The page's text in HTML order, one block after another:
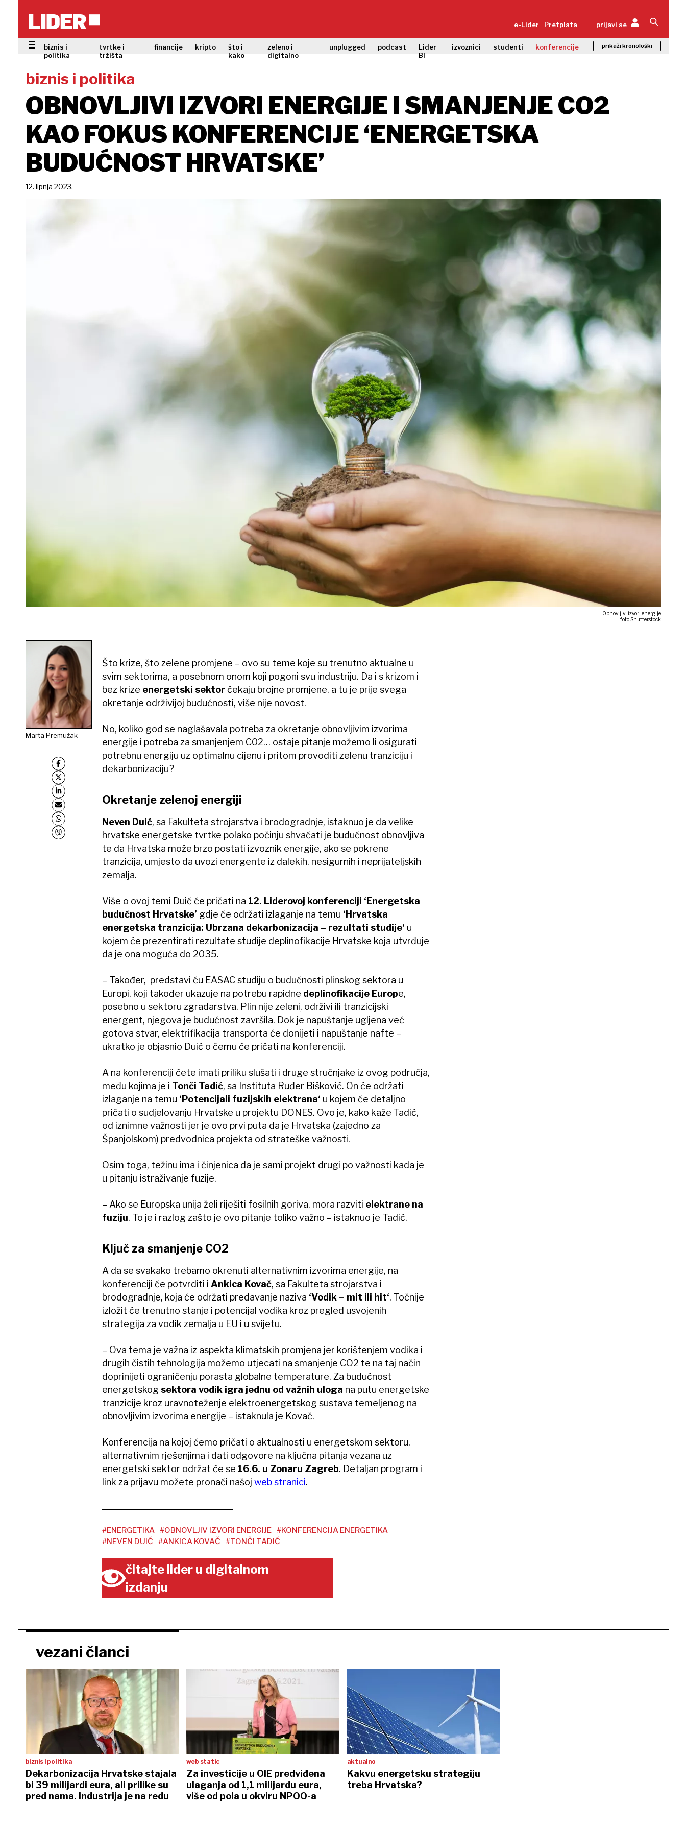
e-Lider Pretplata prijavi se
biznis i
politika
tvrtke i
tržišta
financije kripto
što i
kako
zeleno i
digitalno
unplugged podcast
Lider
BI
izvoznici studenti konferencije prikaži kronološki
biznis i politika
OBNOVLJIVI IZVORI ENERGIJE I SMANJENJE CO2
KAO FOKUS KONFERENCIJE ‘ENERGETSKA
BUDUĆNOST HRVATSKE’
12. lipnja 2023.
Obnovljivi izvori energije
foto Shutterstock
Marta Premužak
Što krize, što zelene promjene – ovo su teme koje su trenutno aktualne u
svim sektorima, a posebnom onom koji pogoni svu industriju. Da i s krizom i
bez krize energetski sektorčekaju brojne promjene, a tu je prije svega
okretanje održivijoj budućnosti, više nije novost.
No, koliko god se naglašavala potreba za okretanje obnovljivim izvorima
energije i potreba za smanjenjem C02… ostaje pitanje možemo li osigurati
potrebnu energiju uz optimalnu cijenu i pritom provoditi zelenu tranziciju i
dekarbonizaciju?
Okretanje zelenoj energiji
Neven Duić, sa Fakulteta strojarstva i brodogradnje, istaknuo je da velike
hrvatske energetske tvrtke polako počinju shvaćati je budućnost obnovljiva
te da Hrvatska može brzo postati izvoznik energije, ako se pokrene
tranzicija, umjesto da uvozi energente iz dalekih, nesigurnih i neprijateljskih
zemalja.
Više o ovoj temi Duić će pričati na 12. Liderovoj konferenciji ‘Energetska
budućnost Hrvatske’ gdje će održati izlaganje na temu ‘Hrvatska
energetska tranzicija: Ubrzana dekarbonizacija – rezultati studije‘ u
kojem će prezentirati rezultate studije deplinofikacije Hrvatske koja utvrđuje
da je ona moguća do 2035.
– Također, predstavi ću EASAC studiju o budućnosti plinskog sektora u
Europi, koji također ukazuje na potrebu rapidne deplinofikacije Europe,
posebno u sektoru zgradarstva. Plin nije zeleni, održivi ili tranzicijski
energent, njegova je budućnost završila. Dok je napuštanje ugljena već
gotova stvar, elektrifikacija transporta će donijeti i napuštanje nafte –
ukratko je objasnio Duić o čemu će pričati na konferenciji.
A na konferenciji ćete imati priliku slušati i druge stručnjake iz ovog područja,
među kojima je i Tonči Tadić, sa Instituta Ruđer Bišković. On će održati
izlaganje na temu ‘Potencijali fuzijskih elektrana‘ u kojem će detaljno
pričati o sudjelovanju Hrvatske u projektu DONES. Ovo je, kako kaže Tadić,
od iznimne važnosti jer je ovo prvi puta da je Hrvatska (zajedno za
Španjolskom) predvodnica projekta od strateške važnosti.
Osim toga, težinu ima i činjenica da je sami projekt drugi po važnosti kada je
u pitanju istraživanje fuzije.
– Ako se Europska unija želi riješiti fosilnih goriva, mora razviti elektrane na
fuziju. To je i razlog zašto je ovo pitanje toliko važno – istaknuo je Tadić.
Ključ za smanjenje CO2
A da se svakako trebamo okrenuti alternativnim izvorima energije, na
konferenciji će potvrditi i Ankica Kovač, sa Fakulteta strojarstva i
brodogradnje, koja će održati predavanje naziva ‘Vodik – mit ili hit‘. Točnije
izložit će trenutno stanje i potencijal vodika kroz pregled usvojenih
strategija za vodik zemalja u EU i u svijetu.
– Ova tema je važna iz aspekta klimatskih promjena jer korištenjem vodika i
drugih čistih tehnologija možemo utjecati na smanjenje CO2 te na taj način
doprinijeti ograničenju porasta globalne temperature. Za budućnost
energetskog sektora vodik igra jednu od važnih uloga na putu energetske
tranzicije kroz uravnoteženje elektroenergetskog sustava temeljenog na
obnovljivim izvorima energije – istaknula je Kovač.
Konferencija na kojoj ćemo pričati o aktualnosti u energetskom sektoru,
alternativnim rješenjima i dati odgovore na ključna pitanja vezana uz
energetski sektor održat će se 16.6. u Zonaru Zagreb. Detaljan program i
link za prijavu možete pronaći našoj web stranici.
#ENERGETIKA #OBNOVLJIV IZVORI ENERGIJE #KONFERENCIJA ENERGETIKA
#NEVEN DUIĆ
#ANKICA KOVAČ #TONČI TADIĆ
čitajte lider u digitalnom
izdanju
vezani članci
biznis i politika
Dekarbonizacija Hrvatske stajala
bi 39 milijardi eura, ali prilike su
pred nama. Industrija je na redu
web static
Za investicije u OIE predviđena
ulaganja od 1,1 milijardu eura,
više od pola u okviru NPOO-a
aktualno
Kakvu energetsku strategiju
treba Hrvatska?